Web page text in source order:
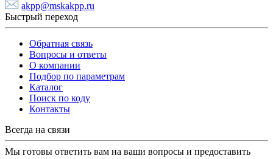
akpp@mskakpp.ru
Быстрый переход
Обратная связь
Вопросы и ответы
О компании
Подбор по параметрам
Каталог
Поиск по коду
Контакты
Всегда на связи
Мы готовы ответить вам на ваши вопросы и предоставить